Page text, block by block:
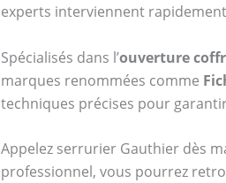
experts interviennent
Spécialisés dans l’ouverture
marques renommées comme
techniques précises pour
Appelez serrurier Gauthier dès
professionnel, vous pourrez